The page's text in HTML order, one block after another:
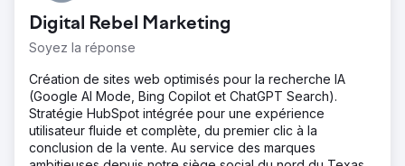
Il y avait plusieurs concurrents chevronnés avec de
nombreux avis qui investissaient activement dans le
référencement.
Solution
Le site Web a été reconstruit sous WordPress et le
contenu, les pages de localisation et les éléments de
conversion ont été optimisés. Nous avons lancé un
programme continu de création de liens qui a abouti à
Digital Rebel Marketing
Soyez la réponse
Création de sites web optimisés pour la recherche IA
(Google AI Mode, Bing Copilot et ChatGPT Search).
Stratégie HubSpot intégrée pour une expérience
utilisateur fluide et complète, du premier clic à la
conclusion de la vente. Au service des marques